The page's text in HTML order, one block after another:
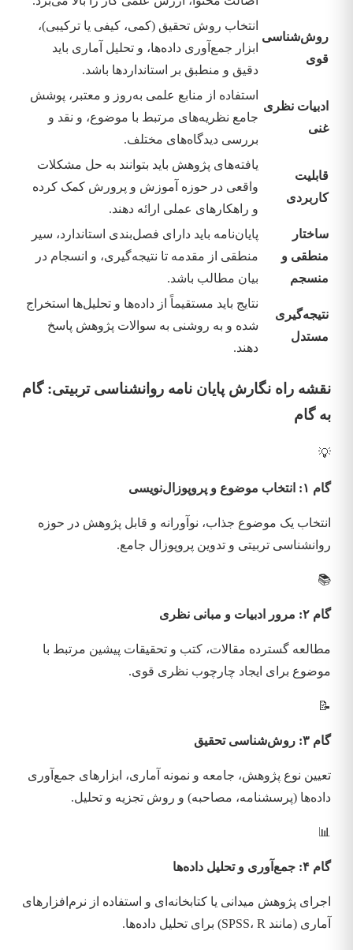
روش‌شناسی
قوی
انتخاب روش تحقیق (کمی، کیفی یا ترکیبی)،
ابزار جمع‌آوری داده‌ها، و تحلیل آماری باید
دقیق و منطبق بر استانداردها باشد.
ادبیات نظری
غنی
استفاده از منابع علمی به‌روز و معتبر، پوشش
جامع نظریه‌های مرتبط با موضوع، و نقد و
بررسی دیدگاه‌های مختلف.
قابلیت
کاربردی
یافته‌های پژوهش باید بتوانند به حل مشکلات
واقعی در حوزه آموزش و پرورش کمک کرده
و راهکارهای عملی ارائه دهند.
ساختار
منطقی و
منسجم
پایان‌نامه باید دارای فصل‌بندی استاندارد، سیر
منطقی از مقدمه تا نتیجه‌گیری، و انسجام در
بیان مطالب باشد.
نتیجه‌گیری
مستدل
نتایج باید مستقیماً از داده‌ها و تحلیل‌ها استخراج
شده و به روشنی به سوالات پژوهش پاسخ
دهند.
نقشه راه نگارش پایان نامه روانشناسی تربیتی: گام
به گام
💡
گام ۱: انتخاب موضوع و پروپوزال‌نویسی
انتخاب یک موضوع جذاب، نوآورانه و قابل پژوهش در حوزه
روانشناسی تربیتی و تدوین پروپوزال جامع.
📚
گام ۲: مرور ادبیات و مبانی نظری
مطالعه گسترده مقالات، کتب و تحقیقات پیشین مرتبط با
موضوع برای ایجاد چارچوب نظری قوی.
📝
گام ۳: روش‌شناسی تحقیق
تعیین نوع پژوهش، جامعه و نمونه آماری، ابزارهای جمع‌آوری
داده‌ها (پرسشنامه، مصاحبه) و روش تجزیه و تحلیل.
📊
گام ۴: جمع‌آوری و تحلیل داده‌ها
اجرای پژوهش میدانی یا کتابخانه‌ای و استفاده از نرم‌افزارهای
آماری (مانند SPSS، R) برای تحلیل داده‌ها.